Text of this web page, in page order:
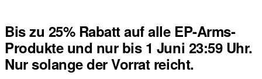
Bis zu 25% Rabatt auf alle EP-Arms-
Produkte und nur bis 1 Juni 23:59 Uhr.
Nur solange der Vorrat reicht.